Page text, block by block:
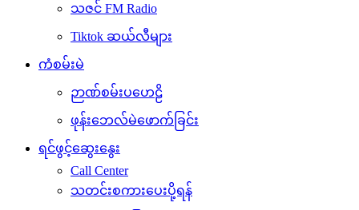
သဇင် FM Radio
Tiktok ဆယ်လီများ
ကံစမ်းမဲ
ဉာဏ်စမ်းပဟေဠိ
ဖုန်းဘေလ်မဲဖောက်ခြင်း
ရင်ဖွင့်ဆွေးနွေး
Call Center
သတင်းစကားပေးပို့ရန်